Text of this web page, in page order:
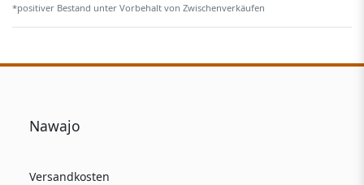
*positiver Bestand unter Vorbehalt von Zwischenverkäufen
Nawajo
Versandkosten